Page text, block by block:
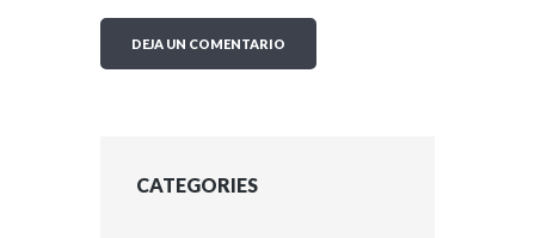
CATEGORIES